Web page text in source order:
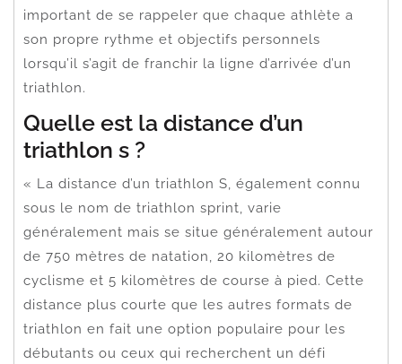
important de se rappeler que chaque athlète a
son propre rythme et objectifs personnels
lorsqu’il s’agit de franchir la ligne d’arrivée d’un
triathlon.
Quelle est la distance d’un
triathlon s ?
« La distance d’un triathlon S, également connu
sous le nom de triathlon sprint, varie
généralement mais se situe généralement autour
de 750 mètres de natation, 20 kilomètres de
cyclisme et 5 kilomètres de course à pied. Cette
distance plus courte que les autres formats de
triathlon en fait une option populaire pour les
débutants ou ceux qui recherchent un défi